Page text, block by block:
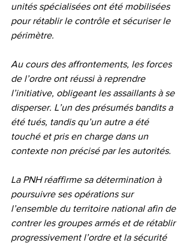
unités spécialisées ont été mobilisées
pour rétablir le contrôle et sécuriser le
périmètre.
Au cours des affrontements, les forces
de l’ordre ont réussi à reprendre
l’initiative, obligeant les assaillants à se
disperser. L’un des présumés bandits a
été tués, tandis qu’un autre a été
touché et pris en charge dans un
contexte non précisé par les autorités.
La PNH réaffirme sa détermination à
poursuivre ses opérations sur
l’ensemble du territoire national afin de
contrer les groupes armés et de rétablir
progressivement l’ordre et la sécurité